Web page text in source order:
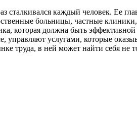
сталкивался каждый человек. Ее
больницы, частные
которая должна быть
управляют услугами, которые
труда, в ней может найти себя